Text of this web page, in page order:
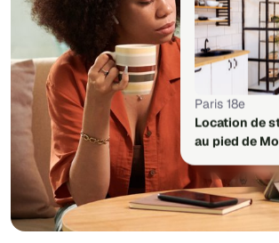
Paris 18e
Location de
au pied de